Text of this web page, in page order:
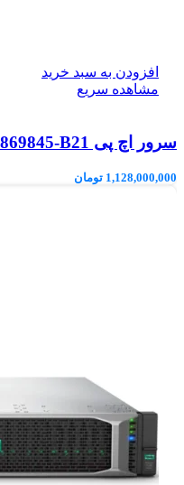
افزودن به سبد خرید
مشاهده سریع
سرور اچ پی DL580 Gen10 869845-B21
1,128,000,000 تومان